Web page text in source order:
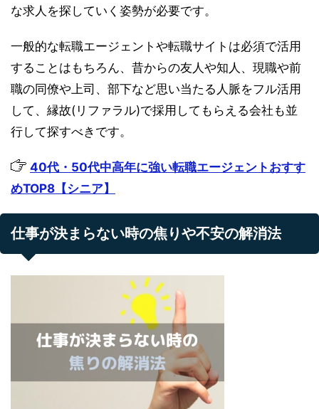
な求人を探していく姿勢が必要です。
一般的な転職エージェントや転職サイトは必須で活用
することはもちろん、昔からの友人や知人、現職や前
職の同僚や上司、部下など思い当たる人脈をフル活用
して、縁故(リファラル)で採用してもらえる会社も並
行して探すべきです。
40代・50代中高年に強い転職エージェントおすす
めTOP8【シニア】
仕事が決まらない時の焦りや不安の解消法